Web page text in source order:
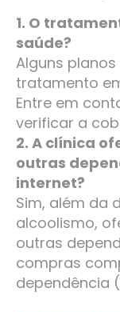
1. O
saúde?
Alguns
tratamento
Entre em
verificar a
2. A clínica
outras
internet?
Sim, além da
alcoolismo,
outras
compras
dependência